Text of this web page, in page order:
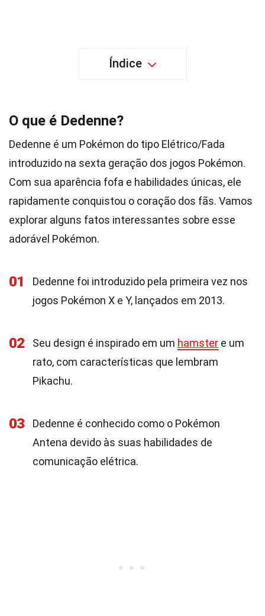
Índice
O que é Dedenne?
Dedenne é um Pokémon do tipo Elétrico/Fada
introduzido na sexta geração dos jogos Pokémon.
Com sua aparência fofa e habilidades únicas, ele
rapidamente conquistou o coração dos fãs. Vamos
explorar alguns fatos interessantes sobre esse
adorável Pokémon.
01
Dedenne foi introduzido pela primeira vez nos
jogos Pokémon X e Y, lançados em 2013.
02 Seu design é inspirado em um hamster e um
rato, com características que lembram
Pikachu.
03
Dedenne é conhecido como o Pokémon
Antena devido às suas habilidades de
comunicação elétrica.